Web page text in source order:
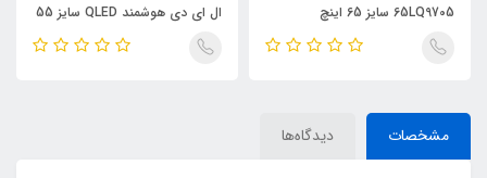
65LQ9705 سایز 65 اینچ
ال ای دی هوشمند QLED سایز 55
اینچ
مشخصات دیدگاه‌ها